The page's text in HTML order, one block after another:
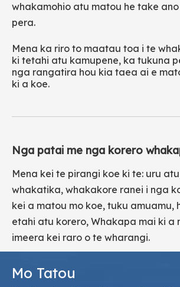
whakamohio atu matou he take
pera.
Mena ka riro to maatau toa i te
ki tetahi atu kamupene, ka tukuna
nga rangatira hou kia taea ai e
ki a koe.
Nga patai me nga korero
Mena kei te pirangi koe ki te: uru
whakatika, whakakore ranei i nga
kei a matou mo koe, tuku amuamu,
etahi atu korero, Whakapa mai ki a
imeera kei raro o te wharangi.
Mo Tatou